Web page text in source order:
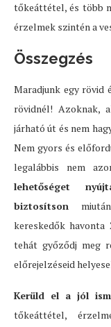
tőkeáttétel, és több
érzelmek szintén a
Összegzés
Maradjunk egy rövid
rövidnél! Azoknak,
járható út és nem
Nem gyors és
legalábbis nem
lehetőséget
biztosítson
kereskedők havonta
tehát győződj meg
előrejelzéseid
Kerüld el a jól
tőkeáttétel,